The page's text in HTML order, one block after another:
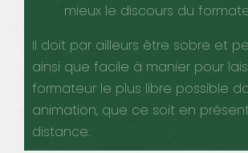
mieux le discours du
Il doit par ailleurs être sobre et
ainsi que facile à manier pour
formateur le plus libre possible
animation, que ce soit en
distance.